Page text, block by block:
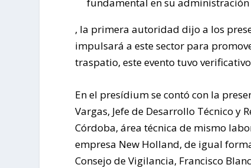
, la primera autoridad dijo a los
impulsará a este sector para
traspatio, este evento tuvo
En el presídium se contó con la
Vargas, Jefe de Desarrollo Técnico y
Córdoba, área técnica de mismo
empresa New Holland, de igual
Consejo de Vigilancia, Francisco